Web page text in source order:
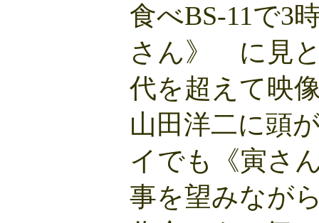
食べBS-11で3
さん》 に見
代を超えて映
山田洋二に頭
イでも《寅さ
事を望みなが